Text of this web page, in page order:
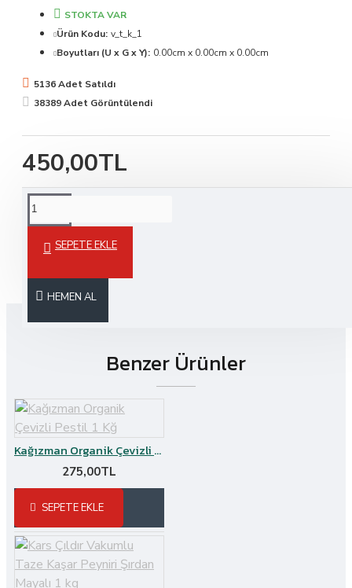
450,00TL
STOKTA VAR
Ürün Kodu: v_t_k_1
Boyutları (U x G x Y): 0.00cm x 0.00cm x 0.00cm
5136 Adet Satıldı
38389 Adet Görüntülendi
SEPETE EKLE
HEMEN AL
Bu Ürünü Sevdiklerinize Önerebilirsiniz
Etiketler: kars
Benzer Ürünler
Kağızman Organik Çevizli Pestil 1 Kğ
275,00TL
SEPETE EKLE